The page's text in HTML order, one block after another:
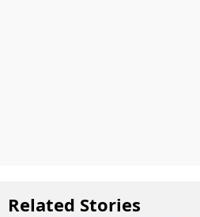
Related Stories